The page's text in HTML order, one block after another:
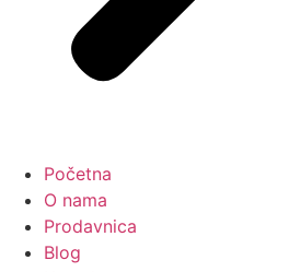
Početna
O nama
Prodavnica
Blog